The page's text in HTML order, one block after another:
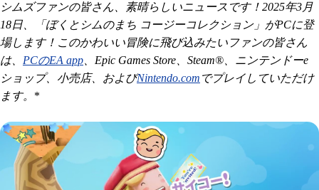
シムズファンの皆さん、素晴らしいニュースです！2025年3月
18日、「ぼくとシムのまち コージーコレクション」がPCに登
場します！このかわいい冒険に飛び込みたいファンの皆さん
は、 PCのEA app、Epic Games Store、Steam®、ニンテンドーe
ショップ、小売店、およびNintendo.com でプレイしていただけ
ます。 *